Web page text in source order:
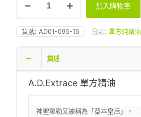
聖
羅
量
加入購物車
貨號: AD01-095-15 分類: 單方純精油
描述
A.D.Extrace 單方精油
神聖羅勒又被稱為「草本皇后」，